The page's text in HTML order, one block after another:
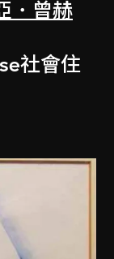
．曾赫
社會住